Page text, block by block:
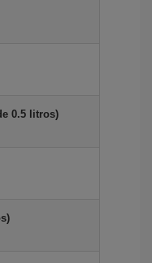
0.5 litros)